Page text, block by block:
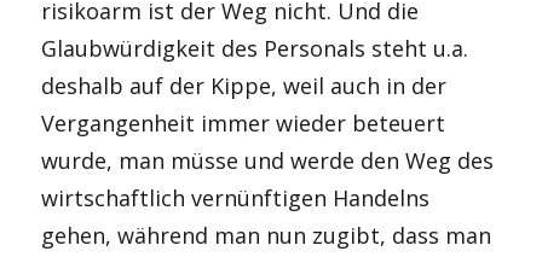
risikoarm ist der Weg nicht. Und die
Glaubwürdigkeit des Personals steht u.a.
deshalb auf der Kippe, weil auch in der
Vergangenheit immer wieder beteuert
wurde, man müsse und werde den Weg des
wirtschaftlich vernünftigen Handelns
gehen, während man nun zugibt, dass man